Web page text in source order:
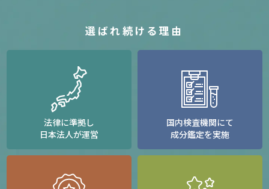
選ばれ続ける理由
法律に準拠し
日本法人が運営
国内検査機関にて
成分鑑定を実施